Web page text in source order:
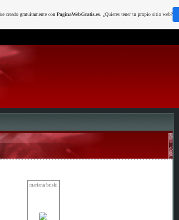
mariana briski
creado gratuitamente con PaginaWebGratis.es. ¿Quieres tener tu propio sitio web?